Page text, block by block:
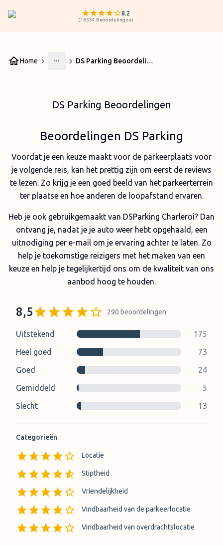
8.2
(16354 Beoordelingen)
Home
More
DS Parking Beoordelingen
DS Parking Beoordelingen
Beoordelingen DS Parking
Voordat je een keuze maakt voor de parkeerplaats voor
je volgende reis, kan het prettig zijn om eerst de reviews
te lezen. Zo krijg je een goed beeld van het parkeerterrein
ter plaatse en hoe anderen de loopafstand ervaren.
Heb je ook gebruikgemaakt van DSParking Charleroi? Dan
ontvang je, nadat je je auto weer hebt opgehaald, een
uitnodiging per e-mail om je ervaring achter te laten. Zo
help je toekomstige reizigers met het maken van een
keuze en help je tegelijkertijd ons om de kwaliteit van ons
aanbod hoog te houden.
8,5 290 beoordelingen
Uitstekend
175
Heel goed
73
Goed
24
Gemiddeld
5
Slecht
13
Categorieën
Locatie
Stiptheid
Vriendelijkheid
Vindbaarheid van de parkeerlocatie
Vindbaarheid van overdrachtslocatie